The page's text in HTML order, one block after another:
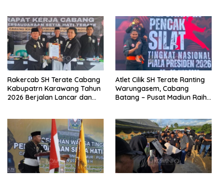
Rakercab SH Terate Cabang
Kabupatrn Karawang Tahun
2026 Berjalan Lancar dan
Atlet Cilik SH Terate Ranting
Warungasem, Cabang
Batang – Pusat Madiun Raih